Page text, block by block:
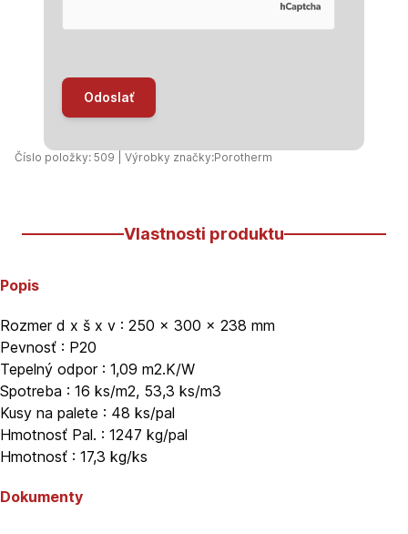
Odoslať
Číslo položky: 509 | Výrobky značky:Porotherm
Vlastnosti produktu
Popis
Rozmer d x š x v : 250 x 300 x 238 mm
Pevnosť : P20
Tepelný odpor : 1,09 m2.K/W
Spotreba : 16 ks/m2, 53,3 ks/m3
Kusy na palete : 48 ks/pal
Hmotnosť Pal. : 1247 kg/pal
Hmotnosť : 17,3 kg/ks
Dokumenty